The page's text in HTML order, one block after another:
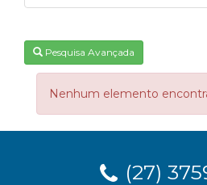
Pesquisa Avançada
Nenhum elemento
(27)